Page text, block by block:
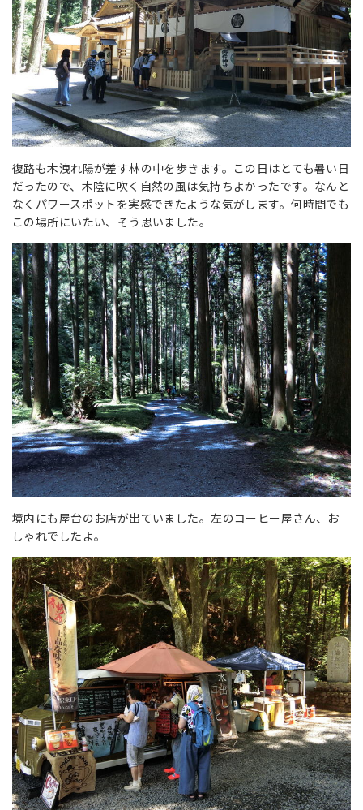
復路も木洩れ陽が差す林の中を歩きます。この日はとても暑い日
だったので、木陰に吹く自然の風は気持ちよかったです。なんと
なくパワースポットを実感できたような気がします。何時間でも
この場所にいたい、そう思いました。
境内にも屋台のお店が出ていました。左のコーヒー屋さん、お
しゃれでしたよ。